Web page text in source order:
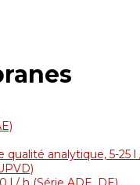
analytique, 5-25 l